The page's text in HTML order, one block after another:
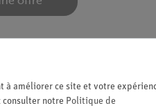
à améliorer ce site et votre
notre Politique de